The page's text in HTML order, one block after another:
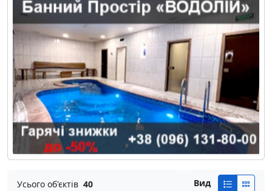
Усього об'єктів 40 Вид